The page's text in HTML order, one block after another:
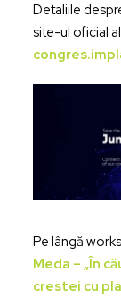
Detaliile
site-ul oficial
Pe lângă
Meda – „În
crestei cu